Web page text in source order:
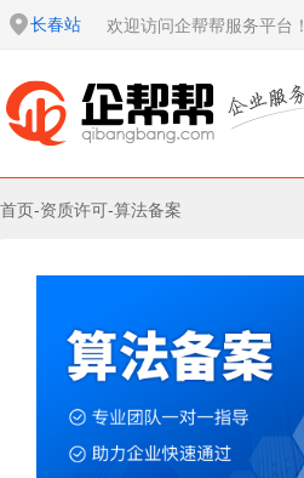
长春站 欢迎访问企帮帮服务平台！
首页-资质许可-算法备案